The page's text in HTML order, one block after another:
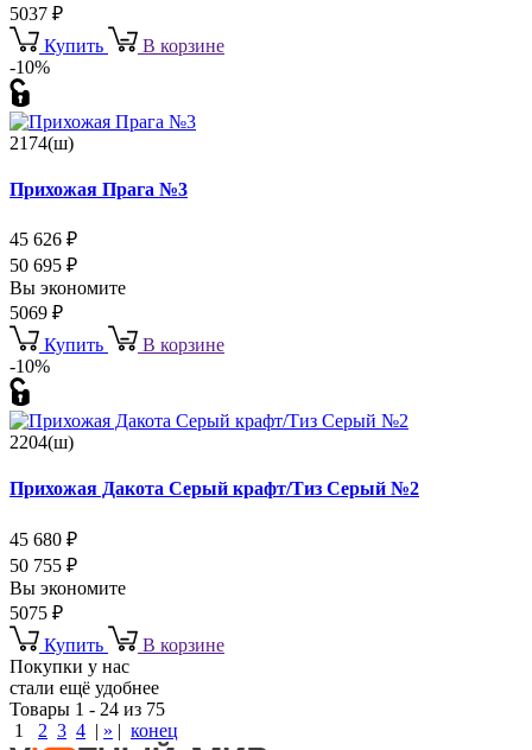
5037 ₽
Купить
В корзине
-10%
2174(ш)
Прихожая Прага №3
45 626 ₽
50 695 ₽
Вы экономите
5069 ₽
Купить
В корзине
-10%
2204(ш)
Прихожая Дакота Серый крафт/Тиз Серый №2
45 680 ₽
50 755 ₽
Вы экономите
5075 ₽
Купить
В корзине
Покупки у нас
стали ещё удобнее
Товары 1 - 24 из 75
1
2 3 4 | » | конец